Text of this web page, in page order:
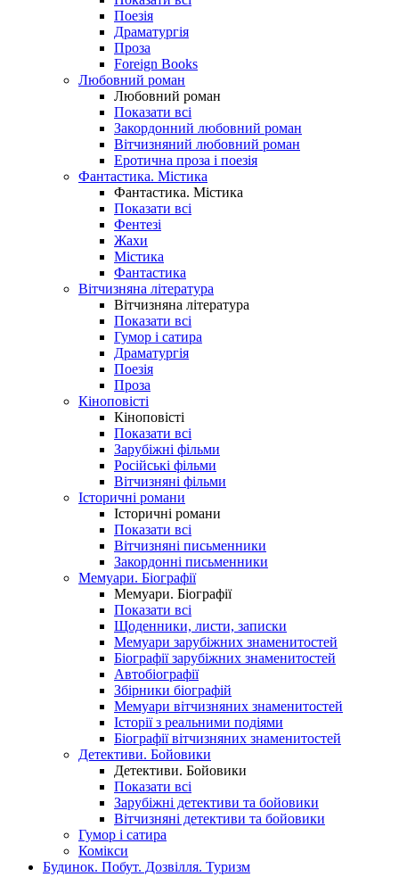
Поезія
Драматургія
Проза
Foreign Books
Любовний роман
Любовний роман
Показати всі
Закордонний любовний роман
Вітчизняний любовний роман
Еротична проза і поезія
Фантастика. Містика
Фантастика. Містика
Показати всі
Фентезі
Жахи
Містика
Фантастика
Вітчизняна література
Вітчизняна література
Показати всі
Гумор і сатира
Драматургія
Поезія
Проза
Кіноповісті
Кіноповісті
Показати всі
Зарубіжні фільми
Російські фільми
Вітчизняні фільми
Історичні романи
Історичні романи
Показати всі
Вітчизняні письменники
Закордонні письменники
Мемуари. Біографії
Мемуари. Біографії
Показати всі
Щоденники, листи, записки
Мемуари зарубіжних знаменитостей
Біографії зарубіжних знаменитостей
Автобіографії
Збірники біографій
Мемуари вітчизняних знаменитостей
Історії з реальними подіями
Біографії вітчизняних знаменитостей
Детективи. Бойовики
Детективи. Бойовики
Показати всі
Зарубіжні детективи та бойовики
Вітчизняні детективи та бойовики
Гумор і сатира
Комікси
Будинок. Побут. Дозвілля. Туризм